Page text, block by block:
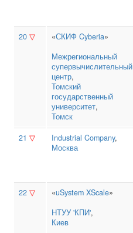
20 ▽ «СКИФ Cyberia»
Межрегиональный
супервычислительный
центр,
Томский
государственный
университет,
Томск
21 ▽ Industrial Company,
Москва
22 ▽ «uSystem XScale»
НТУУ 'КПИ',
Киев